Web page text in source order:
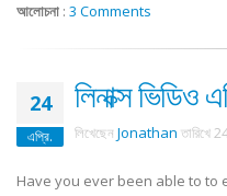
আলোচনা : 3 Comments
24
এপ্রি.
লিনাক্স ভিডিও
লিখেছেন Jonathan তারিখে
Have you ever been able to to